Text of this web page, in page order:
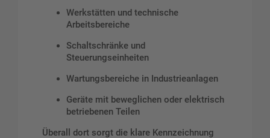
Werkstätten und technische
Arbeitsbereiche
Schaltschränke und
Steuerungseinheiten
Wartungsbereiche in Industrieanlagen
Geräte mit beweglichen oder elektrisch
betriebenen Teilen
Überall dort sorgt die klare Kennzeichnung